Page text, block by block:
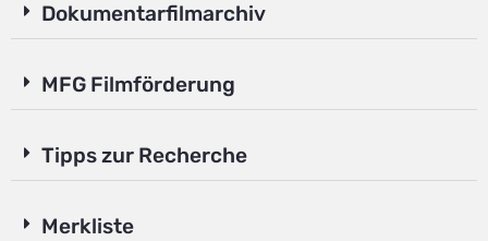
Dokumentarfilmarchiv
MFG Filmförderung
Tipps zur Recherche
Merkliste